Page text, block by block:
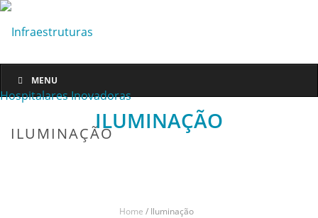
MENU
ILUMINAÇÃO
Home / Iluminação
ILUMINAÇÃO